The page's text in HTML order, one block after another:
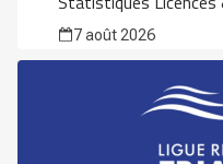
7 août 2026